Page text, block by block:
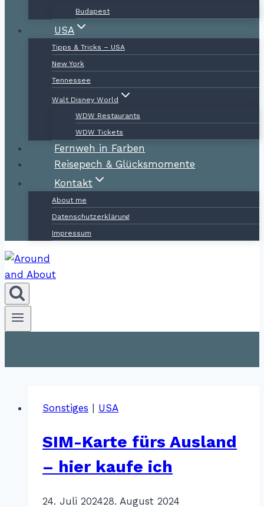
Budapest
USA
Tipps & Tricks – USA
New York
Tennessee
Walt Disney World
WDW Restaurants
WDW Tickets
Fernweh in Farben
Reisepech & Glücksmomente
Kontakt
About me
Datenschutzerklärung
Impressum
Sonstiges USA
SIM-Karte fürs Ausland
– hier kaufe ich
VonKatharina
24. Juli 202428. August 2024